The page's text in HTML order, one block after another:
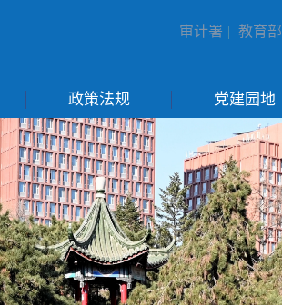
审计署 | 教育部
政策法规 党建园地